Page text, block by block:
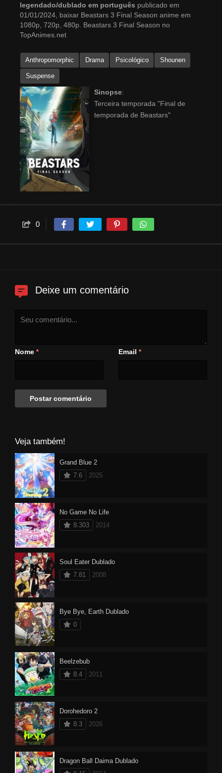
legendado/dublado em português publicado em
01/01/2024, baixar Beastars 3 Final Season anime em
1080p, 720p, 480p. Beastars 3 Final Season no
TopAnimes.net
Anthropomorphic Drama Psicológico Shounen
Suspense
Sinopse:
Terceira temporada "Final de
temporada de Beastars"
0
Deixe um comentário
Nome * Email *
Veja também!
Grand Blue 2
7.6
2025
No Game No Life
8.303
2014
Soul Eater Dublado
7.81
2008
Bye Bye, Earth Dublado
0
Beelzebub
8.4
2011
Dorohedoro 2
8.3
2026
Dragon Ball Daima Dublado